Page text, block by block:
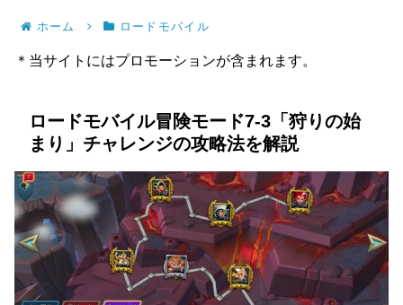
ホーム ロードモバイル
＊当サイトにはプロモーションが含まれます。
ロードモバイル冒険モード7-3「狩りの始
まり」チャレンジの攻略法を解説